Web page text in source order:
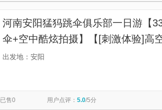
河南安阳猛犸跳伞俱乐部一日游【
伞+空中酷炫拍摄】【[刺激体验]高
体，俯瞰震撼美景；】
出发地：安阳
已售0 用户点评： 5.0/5分